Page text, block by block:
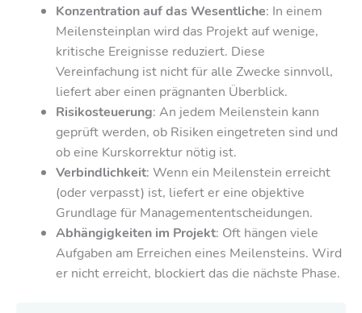
Konzentration auf das Wesentliche: In einem
Meilensteinplan wird das Projekt auf wenige,
kritische Ereignisse reduziert. Diese
Vereinfachung ist nicht für alle Zwecke sinnvoll,
liefert aber einen prägnanten Überblick.
Risikosteuerung: An jedem Meilenstein kann
geprüft werden, ob Risiken eingetreten sind und
ob eine Kurskorrektur nötig ist.
Verbindlichkeit: Wenn ein Meilenstein erreicht
(oder verpasst) ist, liefert er eine objektive
Grundlage für Managemententscheidungen.
Abhängigkeiten im Projekt: Oft hängen viele
Aufgaben am Erreichen eines Meilensteins. Wird
er nicht erreicht, blockiert das die nächste Phase.